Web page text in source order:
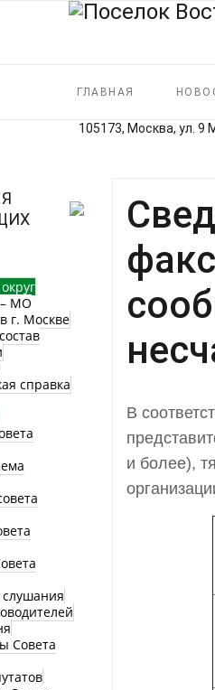
ГЛАВНАЯ
105173, Москва, ул. 9
МО
г. Москве
справка
Совета
В
и более),